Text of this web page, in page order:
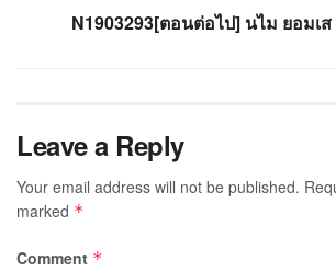
N1903293[ตอนต่อไป] นไม ยอมเ
Leave a Reply
Your email address will not be published.
marked *
Comment *